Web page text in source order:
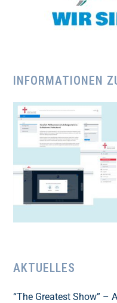
INFORMATIONEN
AKTUELLES
“The Greatest Show” –